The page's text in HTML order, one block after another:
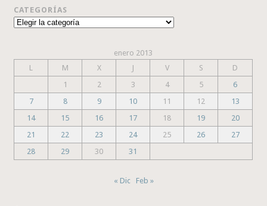
CATEGORÍAS
Categorías
enero 2013
L
M X J V S
D
1
2 3 4 5
6
7
8 9 10 11 12
13
14
15 16 17 18 19
20
21
22 23 24 25 26
27
28
29 30 31
« Dic Feb »